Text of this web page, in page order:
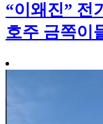
“이왜진” 전
호주 금쪽이